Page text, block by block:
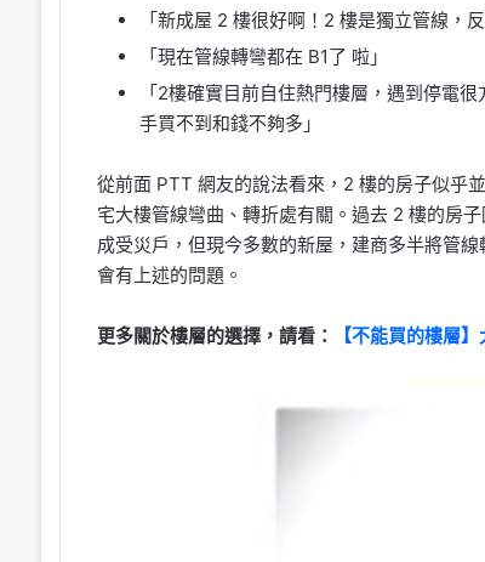
「新成屋 2 樓很好啊！2 樓是獨立管線，
「現在管線轉彎都在 B1了 啦」
「2樓確實目前自住熱門樓層，遇到停電
手買不到和錢不夠多」
從前面 PTT 網友的說法看來，2 樓的房子似乎
宅大樓管線彎曲、轉折處有關。過去 2 樓的房
成受災戶，但現今多數的新屋，建商多半將管
會有上述的問題。
更多關於樓層的選擇，請看： 【不能買的樓層